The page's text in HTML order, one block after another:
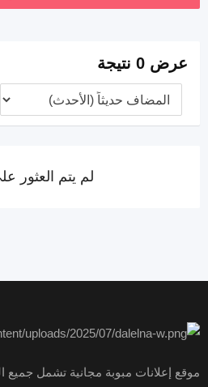
عرض 0 نتيجة
لم يتم العثور
موقع إعلانات مبوبة مجانية تشمل جميع